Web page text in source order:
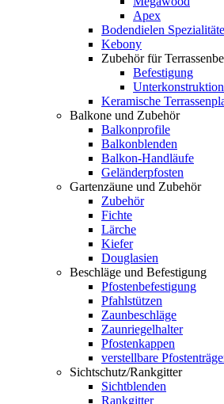
Apex
Bodendielen
Kebony
Zubehör für
Befestigung
Keramische
Balkone und Zubehör
Balkonprofile
Balkonblenden
Balkon-Handläufe
Geländerpfosten
Gartenzäune und Zubehör
Zubehör
Fichte
Lärche
Kiefer
Douglasien
Beschläge und Befestigung
Pfostenbefestigung
Pfahlstützen
Zaunbeschläge
Zaunriegelhalter
Pfostenkappen
verstellbare
Sichtschutz/Rankgitter
Sichtblenden
Rankgitter